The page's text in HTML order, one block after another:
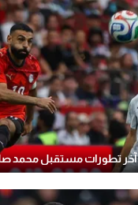
آخر تطورات مستقبل محمد